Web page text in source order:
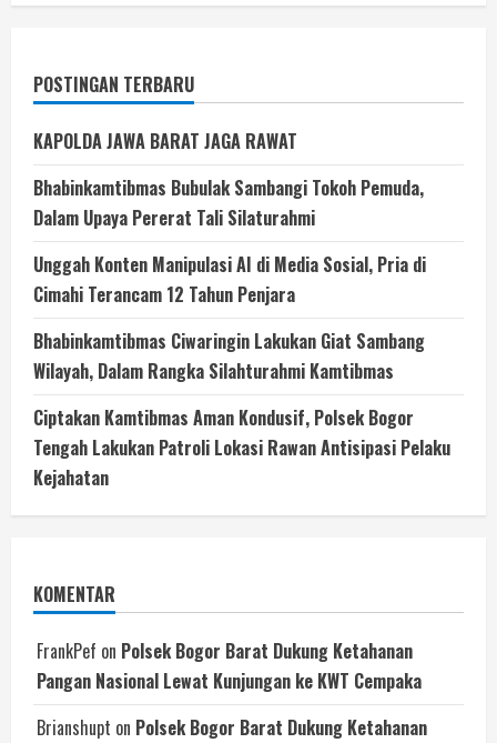
POSTINGAN TERBARU
KAPOLDA JAWA BARAT JAGA RAWAT
Bhabinkamtibmas Bubulak Sambangi Tokoh Pemuda,
Dalam Upaya Pererat Tali Silaturahmi
Unggah Konten Manipulasi AI di Media Sosial, Pria di
Cimahi Terancam 12 Tahun Penjara
Bhabinkamtibmas Ciwaringin Lakukan Giat Sambang
Wilayah, Dalam Rangka Silahturahmi Kamtibmas
Ciptakan Kamtibmas Aman Kondusif, Polsek Bogor
Tengah Lakukan Patroli Lokasi Rawan Antisipasi Pelaku
Kejahatan
KOMENTAR
FrankPef on Polsek Bogor Barat Dukung Ketahanan
Pangan Nasional Lewat Kunjungan ke KWT Cempaka
Brianshupt on Polsek Bogor Barat Dukung Ketahanan